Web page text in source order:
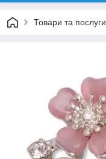
Товари та послуги